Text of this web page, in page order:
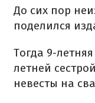
До сих пор
поделился
Тогда 9-
летней
невесты на